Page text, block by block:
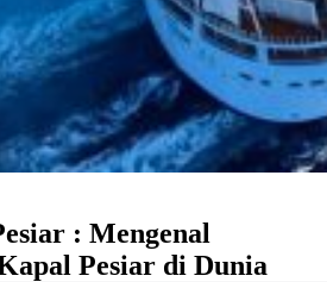
: Mengenal
Pesiar di Dunia